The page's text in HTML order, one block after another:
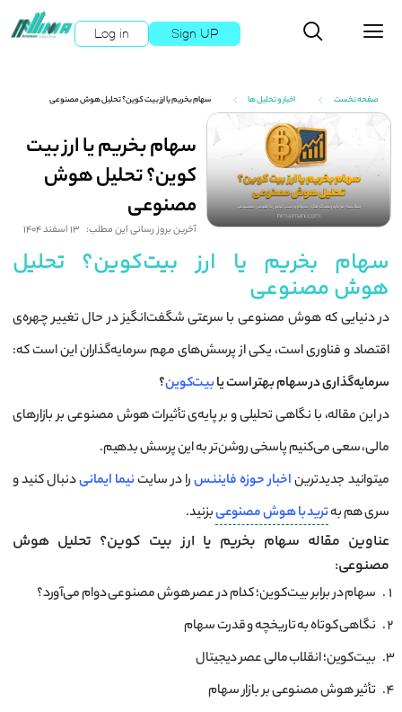
Log in Sign UP
صفحه نخست اخبار و تحلیل ها سهام بخریم یا ارز بیت کوین؟ تحلیل هوش مصنوعی
سهام بخریم یا ارز بیت
کوین؟ تحلیل هوش
مصنوعی
آخرین بروز رسانی این مطلب: 13 اسفند 1404
سهام بخریم یا ارز بیت‌کوین؟ تحلیل
هوش مصنوعی
در دنیایی که هوش مصنوعی با سرعتی شگفت‌انگیز در حال تغییر چهره‌ی
اقتصاد و فناوری است، یکی از پرسش‌های مهم سرمایه‌گذاران این است که:
سرمایه‌گذاری در سهام بهتر است یابیت‌کوین؟
در این مقاله، با نگاهی تحلیلی و بر پایه‌ی تأثیرات هوش مصنوعی بر بازارهای
مالی، سعی می‌کنیم پاسخی روشن‌تر به این پرسش بدهیم.
میتوانید جدیدتریناخبارحوزهفایننسرا در سایتنیما ایمانیدنبال کنید و
سری هم بهترید با هوش مصنوعیبزنید.
عناوین مقاله سهام بخریم یا ارز بیت کوین؟ تحلیل هوش
مصنوعی:
سهام در برابر بیت‌کوین؛ کدام در عصر هوش مصنوعی دوام می‌آورد؟
نگاهی کوتاه به تاریخچه و قدرت سهام
بیت‌کوین؛ انقلاب مالی عصر دیجیتال
تأثیر هوش مصنوعی بر بازار سهام